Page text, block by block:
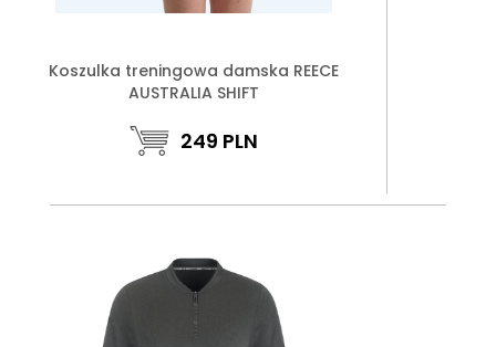
Koszulka treningowa damska REECE
AUSTRALIA SHIFT
249 PLN